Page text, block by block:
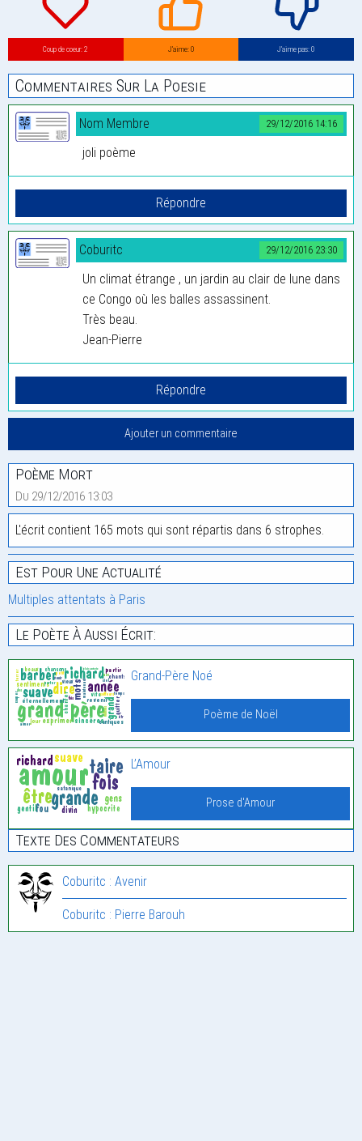
Coup de coeur: 2 J’aime: 0 J’aime pas: 0
Commentaires Sur La Poesie
29/12/2016 14:16
Nom Membre
joli poème
29/12/2016 23:30
Coburitc
Un climat étrange , un jardin au clair de lune dans
ce Congo où les balles assassinent.
Très beau.
Jean-Pierre
Poème Mort
Du 29/12/2016 13:03
L'écrit contient 165 mots qui sont répartis dans 6 strophes.
Est Pour Une Actualité
Multiples attentats à Paris
Le Poète À Aussi Écrit:
Grand-Père Noé
Poème de Noël
L’Amour
Prose d'Amour
Texte Des Commentateurs
Coburitc : Avenir
Coburitc : Pierre Barouh